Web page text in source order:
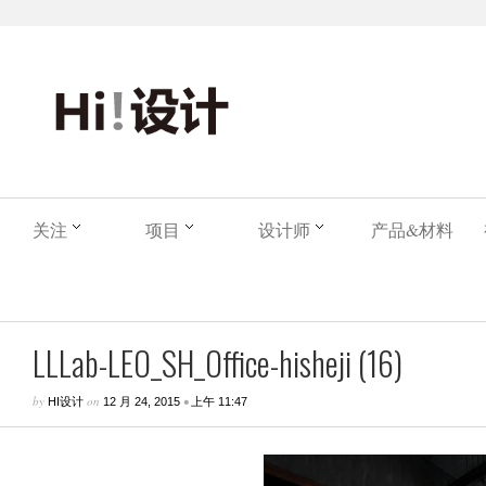
关注 项目 设计师 产品&材料
LLLab-LEO_SH_Office-hisheji (16)
by HI设计 on 12 月 24, 2015 • 上午 11:47